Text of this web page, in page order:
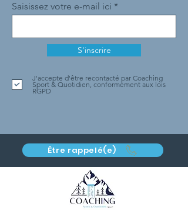
Saisissez votre e-mail ici
S'inscrire
J'accepte d'être recontacté par Coaching
Sport & Quotidien, conformément aux lois
RGPD
Être rappelé(e)